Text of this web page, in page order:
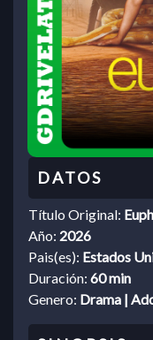
Título Original:
Año: 2026
Pais(es): Estados
Duración: 60 min
Genero: Drama |